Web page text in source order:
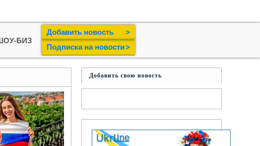
БИЗ
Добавить новость
>
Подпиcка на новости>
Добавить свою новость